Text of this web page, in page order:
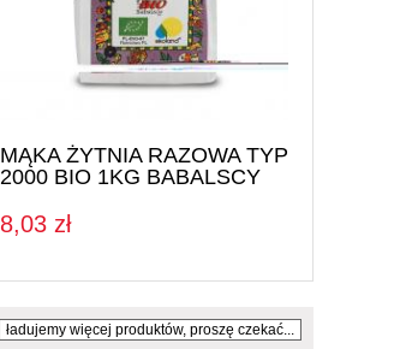
MĄKA ŻYTNIA RAZOWA TYP
2000 BIO 1KG BABALSCY
8,03 zł
ładujemy więcej produktów, proszę czekać...